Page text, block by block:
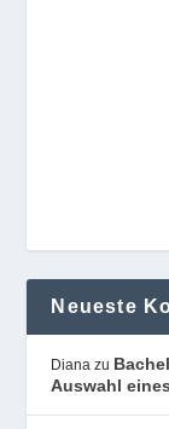
Neueste
Diana zu
Auswahl